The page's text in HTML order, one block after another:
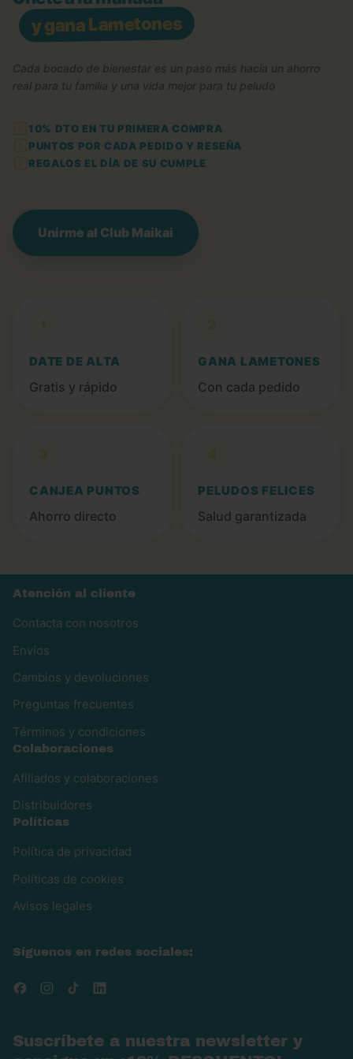
y gana Lametones
Cada bocado de bienestar es un paso más hacia un ahorro
real para tu familia y una vida mejor para tu peludo
10% DTO EN TU PRIMERA COMPRA
PUNTOS POR CADA PEDIDO Y RESEÑA
REGALOS EL DÍA DE SU CUMPLE
Unirme al Club Maikai
DATE DE ALTA
Gratis y rápido
GANA LAMETONES
Con cada pedido
CANJEA PUNTOS
Ahorro directo
PELUDOS FELICES
Salud garantizada
Atención al cliente
Contacta con nosotros
Envíos
Cambios y devoluciones
Preguntas frecuentes
Términos y condiciones
Colaboraciones
Afiliados y colaboraciones
Distribuidores
Políticas
Política de privacidad
Políticas de cookies
Avisos legales
Síguenos en redes sociales:
FacebookInstagram
TikTok
Suscríbete a nuestra newsletter y